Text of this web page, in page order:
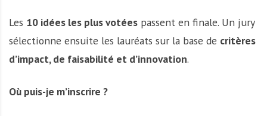
Les 10 idées les plus votées passent en finale. Un jury
sélectionne ensuite les lauréats sur la base de critères
d’impact, de faisabilité et d’innovation.
Où puis-je m’inscrire ?